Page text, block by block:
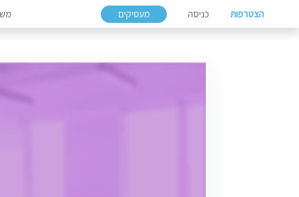
הצטרפות כניסה מעסיקים